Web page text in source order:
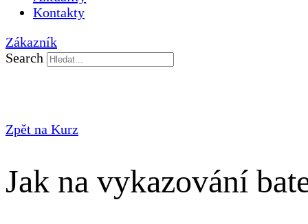
Kontakty
Zákazník
Search
Zpět na Kurz
Jak na vykazování